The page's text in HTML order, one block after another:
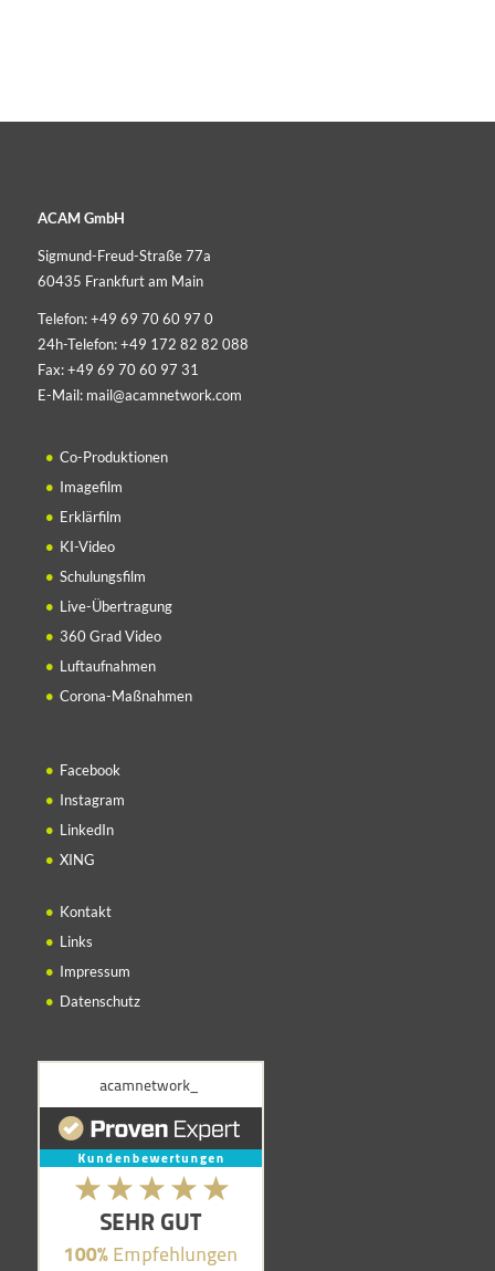
ACAM GmbH
Sigmund-Freud-Straße 77a
60435 Frankfurt am Main
Telefon:+49 69 70 60 97 0
24h-Telefon:+49 172 82 82 088
Fax:+49 69 70 60 97 31
E-Mail: mail@acamnetwork.com
Facebook
Instagram
LinkedIn
XING
Kontakt
Links
Impressum
Datenschutz
Co-Produktionen
Imagefilm
Erklärfilm
KI-Video
Schulungsfilm
Live-Übertragung
360 Grad Video
Luftaufnahmen
Corona-Maßnahmen